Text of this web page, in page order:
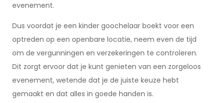
evenement.
Dus voordat je een kinder goochelaar boekt voor een
optreden op een openbare locatie, neem even de tijd
om de vergunningen en verzekeringen te controleren.
Dit zorgt ervoor dat je kunt genieten van een zorgeloos
evenement, wetende dat je de juiste keuze hebt
gemaakt en dat alles in goede handen is.